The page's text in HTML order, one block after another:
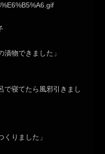
漬物できました」
で寝てたら風邪引きまし
りました」